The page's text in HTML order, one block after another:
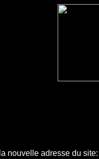
nouvelle adresse du site: